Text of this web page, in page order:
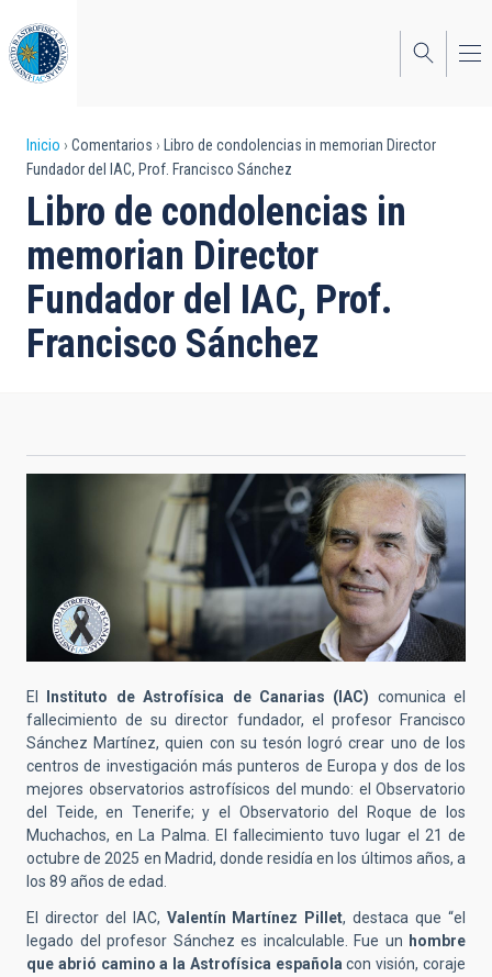
al
contenido
principal
Sobrescribir
enlaces
de
ayuda
a
la
Inicio Comentarios
Libro de condolencias in memorian Director
Fundador del IAC, Prof. Francisco Sánchez
Libro de condolencias in
memorian Director
Fundador del IAC, Prof.
Francisco Sánchez
El Instituto de Astrofísica de Canarias (IAC) comunica el
fallecimiento de su director fundador, el profesor Francisco
Sánchez Martínez, quien con su tesón logró crear uno de los
centros de investigación más punteros de Europa y dos de los
mejores observatorios astrofísicos del mundo: el Observatorio
del Teide, en Tenerife; y el Observatorio del Roque de los
Muchachos, en La Palma. El fallecimiento tuvo lugar el 21 de
octubre de 2025 en Madrid, donde residía en los últimos años, a
los 89 años de edad.
El director del IAC, Valentín Martínez Pillet, destaca que “el
legado del profesor Sánchez es incalculable. Fue un hombre
que abrió camino a la Astrofísica españolacon visión, coraje